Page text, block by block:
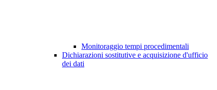
Monitoraggio tempi procedimentali
Dichiarazioni sostitutive e acquisizione d'ufficio
dei dati